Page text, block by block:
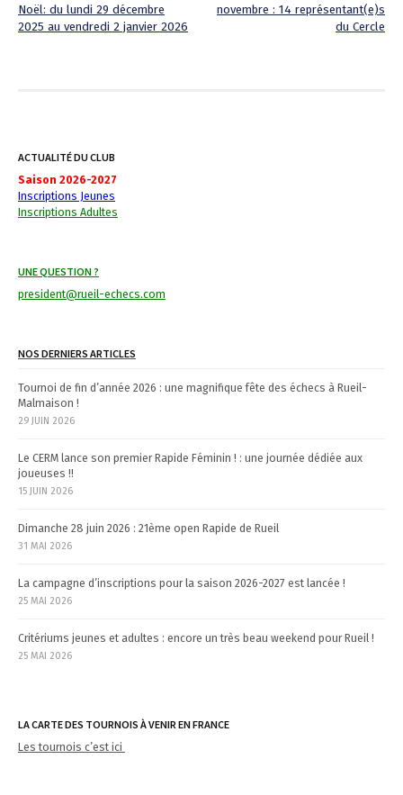
P
n
a
v
g
t
i
o
n
Noël: du lundi 29 décembre
2025 au vendredi 2 janvier 2026
novembre : 14 représentant(e)s
du Cercle
ACTUALITÉ DU CLUB
Saison 2026-2027
Inscriptions Jeunes
Inscriptions Adultes
UNE QUESTION ?
president@rueil-echecs.com
NOS DERNIERS ARTICLES
Tournoi de fin d’année 2026 : une magnifique fête des échecs à Rueil-
Malmaison !
29 JUIN 2026
Le CERM lance son premier Rapide Féminin ! : une journée dédiée aux
joueuses !!
15 JUIN 2026
Dimanche 28 juin 2026 : 21ème open Rapide de Rueil
31 MAI 2026
La campagne d’inscriptions pour la saison 2026-2027 est lancée !
25 MAI 2026
Critériums jeunes et adultes : encore un très beau weekend pour Rueil !
25 MAI 2026
LA CARTE DES TOURNOIS À VENIR EN FRANCE
Les tournois c’est ici